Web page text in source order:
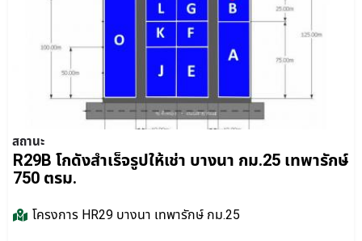
สถานะ
R29B โกดังสำเร็จรูปให้เช่า บางนา กม.25 เทพารักษ์
750 ตรม.
โครงการ HR29 บางนา เทพารักษ์ กม.25